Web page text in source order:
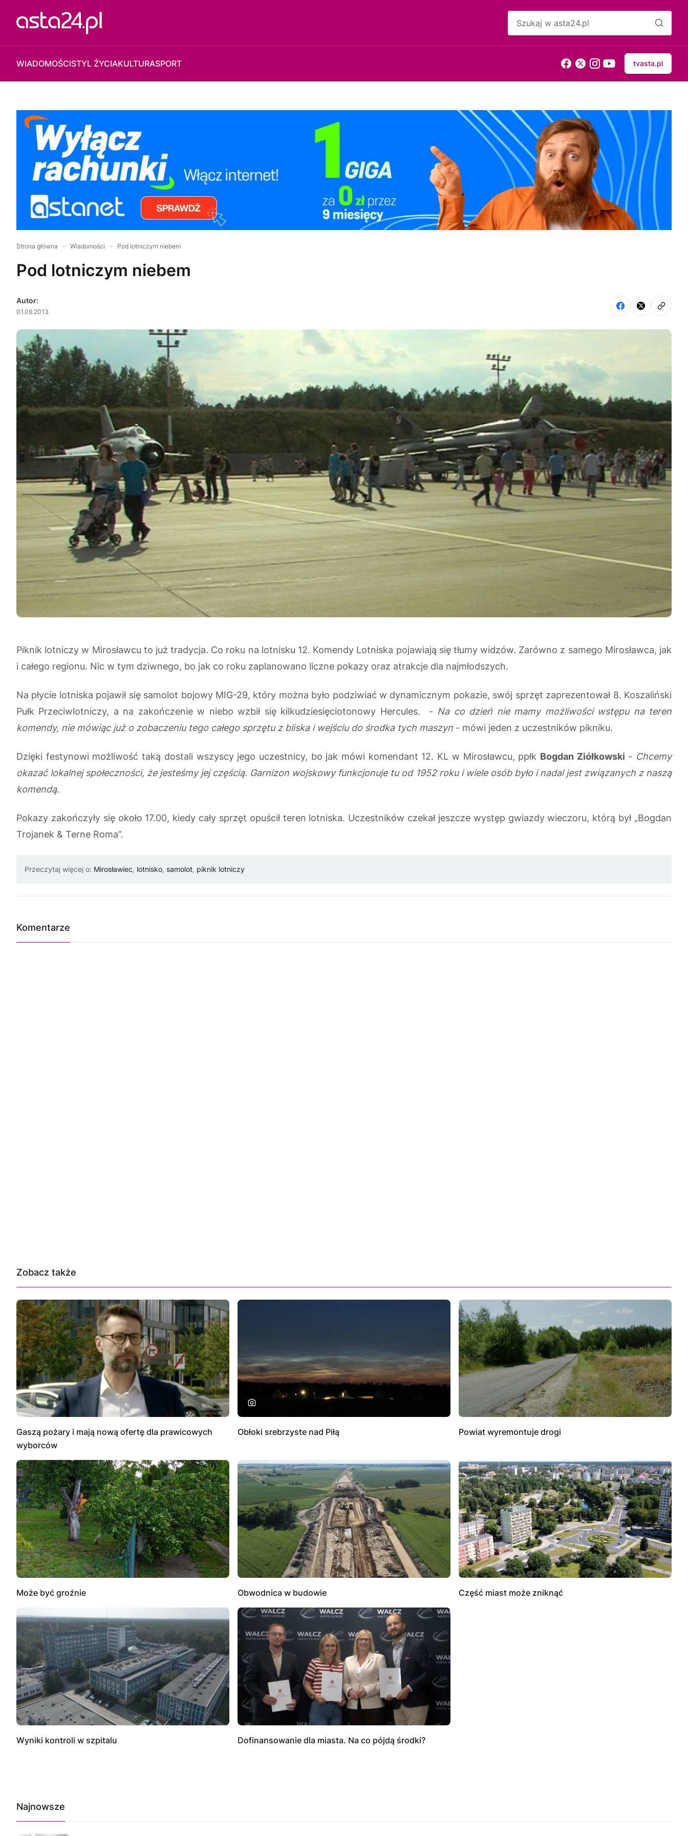
WIADOMOŚCISTYL ŻYCIAKULTURASPORT tvasta.pl
Strona główna Wiadomości Pod lotniczym niebem
Pod lotniczym niebem
Autor:
01.09.2013
Piknik lotniczy w Mirosławcu to już tradycja. Co roku na lotnisku 12. Komendy Lotniska pojawiają się tłumy widzów. Zarówno z samego Mirosławca, jak
i całego regionu. Nic w tym dziwnego, bo jak co roku zaplanowano liczne pokazy oraz atrakcje dla najmłodszych.
Na płycie lotniska pojawił się samolot bojowy MIG-29, który można było podziwiać w dynamicznym pokazie, swój sprzęt zaprezentował 8. Koszaliński
Pułk Przeciwlotniczy, a na zakończenie w niebo wzbił się kilkudziesięciotonowy Hercules. - Na co dzień nie mamy możliwości wstępu na teren
komendy, nie mówiąc już o zobaczeniu tego całego sprzętu z bliska i wejściu do środka tych maszyn - mówi jeden z uczestników pikniku.
Dzięki festynowi możliwość taką dostali wszyscy jego uczestnicy, bo jak mówi komendant 12. KL w Mirosławcu, ppłk Bogdan Ziółkowski - Chcemy
okazać lokalnej społeczności, że jesteśmy jej częścią. Garnizon wojskowy funkcjonuje tu od 1952 roku i wiele osób było i nadal jest związanych z naszą
komendą.
Pokazy zakończyły się około 17.00, kiedy cały sprzęt opuścił teren lotniska. Uczestników czekał jeszcze występ gwiazdy wieczoru, którą był „Bogdan
Trojanek & Terne Roma”.
Przeczytaj więcej o: Mirosławiec, lotnisko, samolot, piknik lotniczy
Komentarze
Zobacz także
Gaszą pożary i mają nową ofertę dla prawicowych
wyborców
Obłoki srebrzyste nad Piłą Powiat wyremontuje drogi
Może być groźnie Obwodnica w budowie Część miast może zniknąć
Wyniki kontroli w szpitalu Dofinansowanie dla miasta. Na co pójdą środki?
Najnowsze